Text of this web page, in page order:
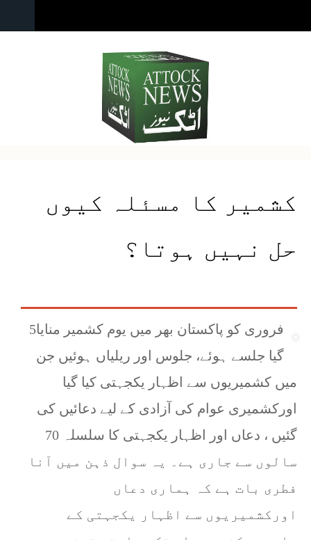
کشمیر کا مسئلہ کیوں
حل نہیں ہوتا؟
5فروری کو پاکستان بھر میں یوم کشمیر منایا
گیا جلسے ہوئے، جلوس اور ریلیاں ہوئیں جن
میں کشمیریوں سے اظہار یکجہتی کیا گیا
اورکشمیری عوام کی آزادی کے لیے دعائیں کی
گئیں ، دعاں اور اظہار یکجہتی کا سلسلہ 70
سالوں سے جاری ہے۔ یہ سوال ذہن میں آنا
فطری بات ہے کہ ہماری دعاں
اورکشمیریوں سے اظہار یکجہتی کے